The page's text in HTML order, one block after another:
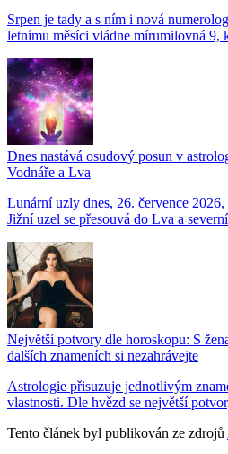
Srpen je tady a s ním i nová
letnímu měsíci vládne mírumilovná 9,
Dnes nastává osudový posun v
Vodnáře a Lva
Lunární uzly dnes, 26. července
Jižní uzel se přesouvá do Lva a
Největší potvory dle horoskopu: S
dalších znameních si nezahrávejte
Astrologie přisuzuje jednotlivým
vlastnosti. Dle hvězd se největší
Tento článek byl publikován ze zdrojů